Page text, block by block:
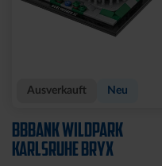
Ausverkauft Neu
BBBANK WILDPARK
KARLSRUHE BRYX